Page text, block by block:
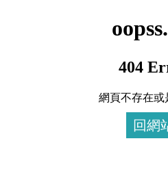
404
網頁不存在或
回網